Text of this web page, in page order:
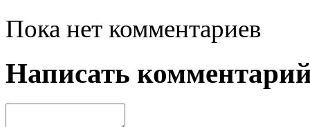
Пока нет комментариев
Написать